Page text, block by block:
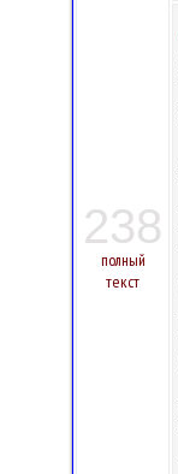
238
полный
текст